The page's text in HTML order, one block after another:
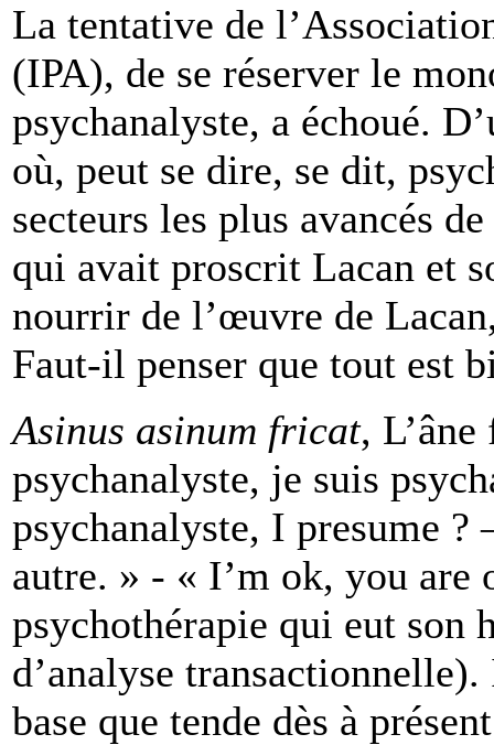
La tentative de
(IPA), de se réserver le
psychanalyste, a échoué.
où, peut se dire, se dit,
secteurs les plus avancés
qui avait proscrit Lacan et
nourrir de l’œuvre de
Faut-il penser que tout est
Asinus asinum fricat,
psychanalyste, je suis
psychanalyste, I presume ?
autre. » - « I’m ok, you are
psychothérapie qui eut son
d’analyse
base que tende dès à